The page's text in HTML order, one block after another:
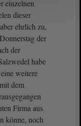
einzelnen
dieser
ehrlich zu,
der
der
habe
weitere
dem
Firma aus
könne, noch